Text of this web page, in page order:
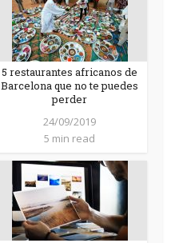
5 restaurantes africanos de
Barcelona que no te puedes
perder
24/09/2019
5 min read